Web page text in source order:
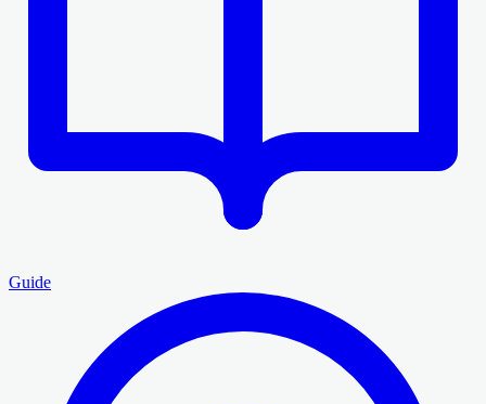
Guide